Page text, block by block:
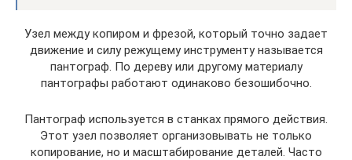
Узел между копиром и фрезой, который точно задает
движение и силу режущему инструменту называется
пантограф. По дереву или другому материалу
пантографы работают одинаково безошибочно.
Пантограф используется в станках прямого действия.
Этот узел позволяет организовывать не только
копирование, но и масштабирование деталей. Часто